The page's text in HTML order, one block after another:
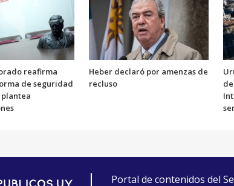
reafirma
de seguridad
Heber declaró por amenzas de
recluso
Portal de contenidos del